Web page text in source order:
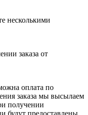
несколькими
заказа от
оплата по
заказа мы высылаем
получении